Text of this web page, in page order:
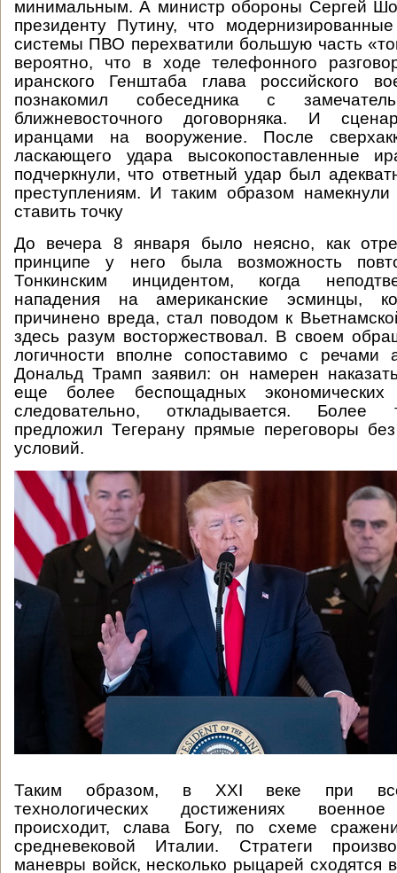
минимальным. А министр обороны Сергей
президенту Путину, что
системы ПВО перехватили большую часть
вероятно, что в ходе телефонного
иранского Генштаба глава российского
познакомил собеседника с
ближневосточного договорняка. И
иранцами на вооружение. После
ласкающего удара высокопоставленные
подчеркнули, что ответный удар был
преступлениям. И таким образом
ставить точку
До вечера 8 января было неясно, как
принципе у него была возможность
Тонкинским инцидентом, когда
нападения на американские эсминцы,
причинено вреда, стал поводом к
здесь разум восторжествовал. В своем
логичности вполне сопоставимо с речами
Дональд Трамп заявил: он намерен
еще более беспощадных экономических
следовательно, откладывается. Более
предложил Тегерану прямые переговоры
условий.
Таким образом, в XXI веке при
технологических достижениях военное
происходит, слава Богу, по схеме
средневековой Италии. Стратеги
маневры войск, несколько рыцарей сходятся